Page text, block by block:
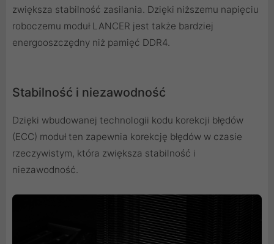
zwiększa stabilność zasilania. Dzięki niższemu napięciu
roboczemu moduł LANCER jest także bardziej
energooszczędny niż pamięć DDR4.
Stabilność i niezawodność
Dzięki wbudowanej technologii kodu korekcji błędów
(ECC) moduł ten zapewnia korekcję błędów w czasie
rzeczywistym, która zwiększa stabilność i
niezawodność.